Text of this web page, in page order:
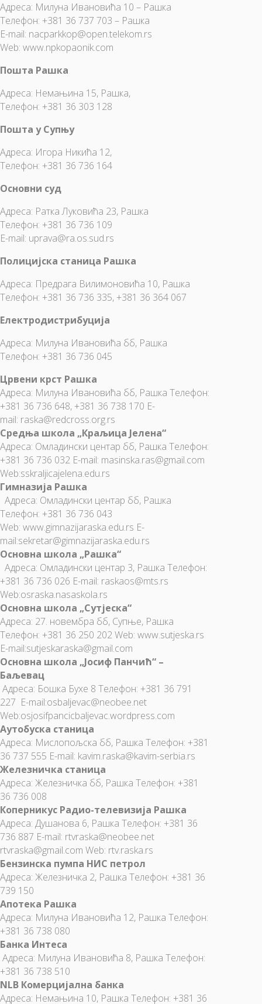
Адреса: Милуна Ивановића 10 – Рашка
Телефон: +381 36 737 703 – Рашка
E-mail: nacparkkop@open.telekom.rs
Web: www.npkopaonik.com
Пошта Рашка
Адреса: Немањина 15, Рашка,
Телефон: +381 36 303 128
Пошта у Супњу
Адреса: Игора Никића 12,
Телефон: +381 36 736 164
Основни суд
Адреса: Ратка Луковића 23, Рашка
Телефон: +381 36 736 109
E-mail: uprava@ra.os.sud.rs
Полицијска станица Рашка
Адреса: Предрага Вилимоновића 10, Рашка
Телефон: +381 36 736 335, +381 36 364 067
Електродистрибуција
Адреса: Милуна Ивановића бб, Рашка
Телефон: +381 36 736 045
Црвени крст Рашка
Адреса: Милуна Ивановића бб, Рашка Телефон:
+381 36 736 648, +381 36 738 170 E-
mail: raska@redcross.org.rs
Средња школа „Краљица Јелена“
Адреса: Омладински центар бб, Рашка Телефон:
+381 36 736 032 E-mail: masinska.ras@gmail.com
Web:sskraljicajelena.edu.rs
Гимназија Рашка
Адреса: Омладински центар бб, Рашка
Телефон: +381 36 736 043
Web: www.gimnazijaraska.edu.rs E-
mail:sekretar@gimnazijaraska.edu.rs
Основна школа „Рашка“
Адреса: Омладински центар 3, Рашка Телефон:
+381 36 736 026 E-mail: raskaos@mts.rs
Web:osraska.nasaskola.rs
Основна школа „Сутјеска“
Адреса: 27. новембра бб, Супње, Рашка
Телефон: +381 36 250 202 Web: www.sutjeska.rs
E-mail:sutjeskaraska@gmail.com
Основна школа „Јосиф Панчић“ –
Баљевац
Адреса: Бошка Бухе 8 Телефон: +381 36 791
227 E-mail:osbalјevac@neobee.net
Web:osjosifpancicbalјevac.wordpress.com
Аутобуска станица
Адреса: Мислопољска бб, Рашка Телефон: +381
36 737 555 E-mail: kavim.raska@kavim-serbia.rs
Железничка станица
Адреса: Железничка бб, Рашка Телефон: +381
36 736 008
Коперникус Радио-телевизија Рашка
Адреса: Душанова 6, Рашка Телефон: +381 36
736 887 E-mail: rtvraska@neobee.net
rtvraska@gmail.com Web: rtv.raska.rs
Бензинска пумпа НИС петрол
Адреса: Железничка 2, Рашка Телефон: +381 36
739 150
Апотека Рашка
Адреса: Милуна Ивановића 12, Рашка Телефон:
+381 36 738 080
Банка Интеса
Адреса: Милуна Ивановића 8, Рашка Телефон:
+381 36 738 510
NLB Комерцијална банка
Адреса: Немањина 10, Рашка Телефон: +381 36